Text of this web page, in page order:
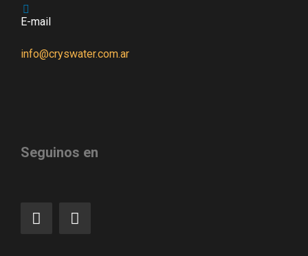
E-mail
info@cryswater.com.ar
Seguinos en